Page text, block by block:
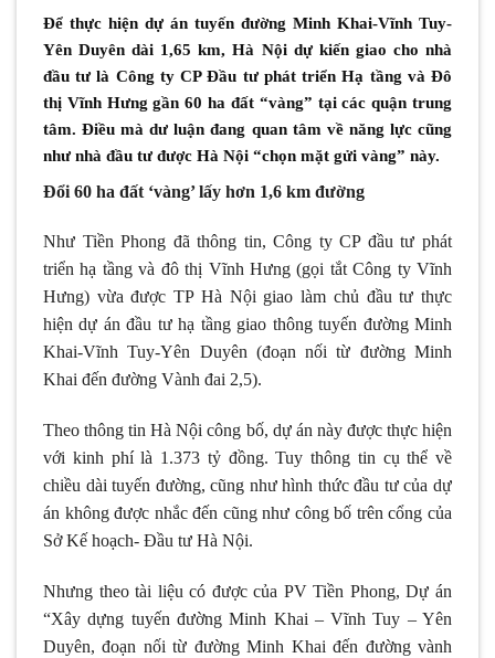
Để thực hiện dự án tuyến đường Minh Khai-Vĩnh Tuy-
Yên Duyên dài 1,65 km, Hà Nội dự kiến giao cho nhà
đầu tư là Công ty CP Đầu tư phát triển Hạ tầng và Đô
thị Vĩnh Hưng gần 60 ha đất “vàng” tại các quận trung
tâm. Điều mà dư luận đang quan tâm về năng lực cũng
như nhà đầu tư được Hà Nội “chọn mặt gửi vàng” này.
Đổi 60 ha đất ‘vàng’ lấy hơn 1,6 km đường
Như Tiền Phong đã thông tin, Công ty CP đầu tư phát
triển hạ tầng và đô thị Vĩnh Hưng (gọi tắt Công ty Vĩnh
Hưng) vừa được TP Hà Nội giao làm chủ đầu tư thực
hiện dự án đầu tư hạ tầng giao thông tuyến đường Minh
Khai-Vĩnh Tuy-Yên Duyên (đoạn nối từ đường Minh
Khai đến đường Vành đai 2,5).
Theo thông tin Hà Nội công bố, dự án này được thực hiện
với kinh phí là 1.373 tỷ đồng. Tuy thông tin cụ thể về
chiều dài tuyến đường, cũng như hình thức đầu tư của dự
án không được nhắc đến cũng như công bố trên cổng của
Sở Kế hoạch- Đầu tư Hà Nội.
Nhưng theo tài liệu có được của PV Tiền Phong, Dự án
“Xây dựng tuyến đường Minh Khai – Vĩnh Tuy – Yên
Duyên, đoạn nối từ đường Minh Khai đến đường vành